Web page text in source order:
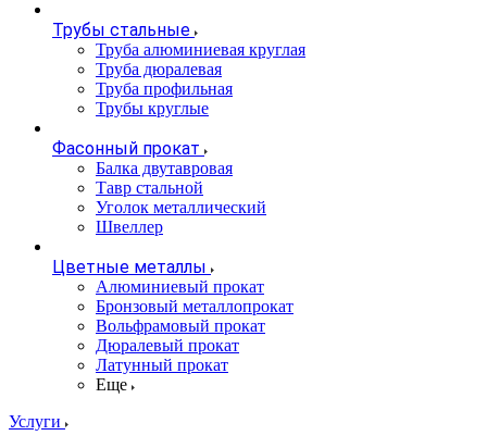
Трубы стальные
Труба алюминиевая круглая
Труба дюралевая
Труба профильная
Трубы круглые
Фасонный прокат
Балка двутавровая
Тавр стальной
Уголок металлический
Швеллер
Цветные металлы
Алюминиевый прокат
Бронзовый металлопрокат
Вольфрамовый прокат
Дюралевый прокат
Латунный прокат
Еще
Услуги